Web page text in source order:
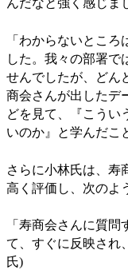
んだなと強く感じま
「わからないとこ
した。我々の部署で
せんでしたが、どん
商会さんが出したデ
どを見て、『こうい
いのか』と学んだこ
さらに小林氏は、寿
高く評価し、次のよ
「寿商会さんに質
て、すぐに反映され
氏)